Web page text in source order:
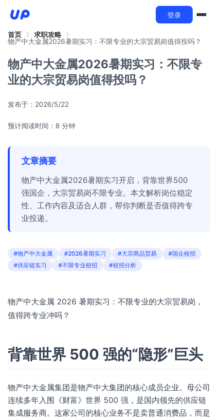
登录
首页
求职攻略
物产中大金属2026暑期实习：不限专业的大宗贸易岗值得投吗？
物产中大金属2026暑期实习：不限专
业的大宗贸易岗值得投吗？
发布于： 2026/5/22
预计阅读时间：8 分钟
文章摘要
物产中大金属2026暑期实习开启，背靠世界500
强国企，大宗贸易岗不限专业。本文解析岗位稳定
性、工作内容及适合人群，帮你判断是否值得跨专
业投递。
#物产中大金属 #2026暑期实习 #大宗商品贸易
#国企校招
#供应链实习
#不限专业校招 #校招分析
物产中大金属 2026 暑期实习：不限专业的大宗贸易岗，
值得跨专业冲吗？
背靠世界 500 强的“隐形”巨头
物产中大金属集团是物产中大集团的核心成员企业。母公司
连续多年入围《财富》世界 500 强，是国内领先的供应链
集成服务商。这家公司的核心业务不是卖普通消费品，而是